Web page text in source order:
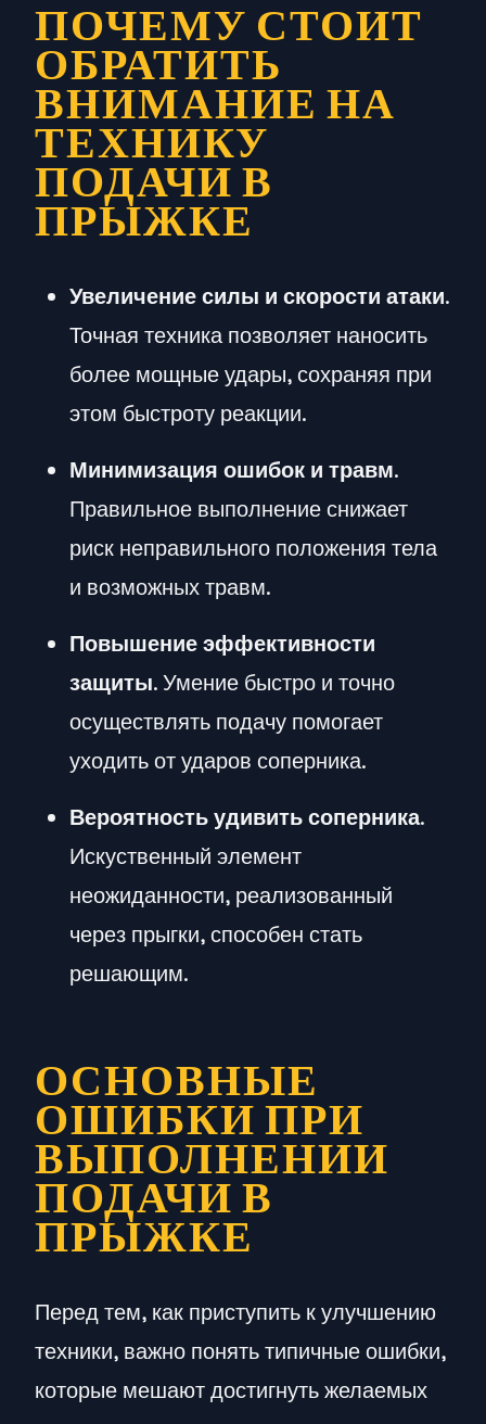
ПОЧЕМУ СТОИТ
ОБРАТИТЬ
ВНИМАНИЕ НА
ТЕХНИКУ
ПОДАЧИ В
ПРЫЖКЕ
Увеличение силы и скорости атаки.
Точная техника позволяет наносить
более мощные удары, сохраняя при
этом быстроту реакции.
Минимизация ошибок и травм.
Правильное выполнение снижает
риск неправильного положения тела
и возможных травм.
Повышение эффективности
защиты. Умение быстро и точно
осуществлять подачу помогает
уходить от ударов соперника.
Вероятность удивить соперника.
Искуственный элемент
неожиданности, реализованный
через прыгки, способен стать
решающим.
ОСНОВНЫЕ
ОШИБКИ ПРИ
ВЫПОЛНЕНИИ
ПОДАЧИ В
ПРЫЖКЕ
Перед тем, как приступить к улучшению
техники, важно понять типичные ошибки,
которые мешают достигнуть желаемых